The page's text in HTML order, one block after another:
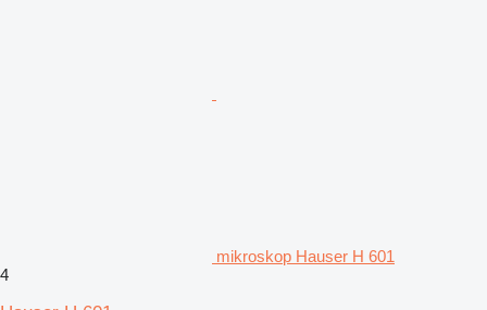
mikroskop Hauser H 601
4